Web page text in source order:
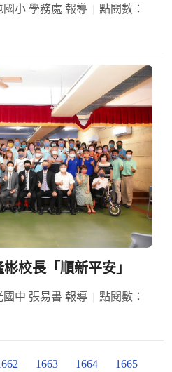
國小 學務處 報導
點閱數：
校長「順新平安」
國中 張易書 報導
點閱數：
1663 1664 1665